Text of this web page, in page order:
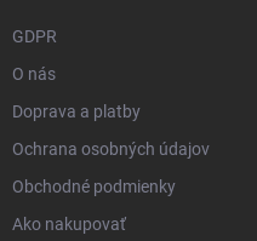
GDPR
O nás
Doprava a platby
Ochrana osobných údajov
Obchodné podmienky
Ako nakupovať